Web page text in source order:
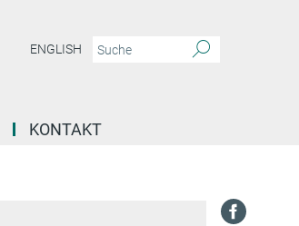
ENGLISH
KONTAKT